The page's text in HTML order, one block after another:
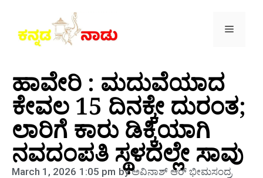
ಹಾವೇರಿ : ಮದುವೆಯಾದ
ಕೇವಲ 15 ದಿನಕ್ಕೇ ದುರಂತ;
ಲಾರಿಗೆ ಕಾರು ಡಿಕ್ಕಿಯಾಗಿ
ನವದಂಪತಿ ಸ್ಥಳದಲ್ಲೇ ಸಾವು
March 1, 2026 1:05 pm byಅವಿನಾಶ್‌ ಆರ್‌ ಭೀಮಸಂದ್ರ